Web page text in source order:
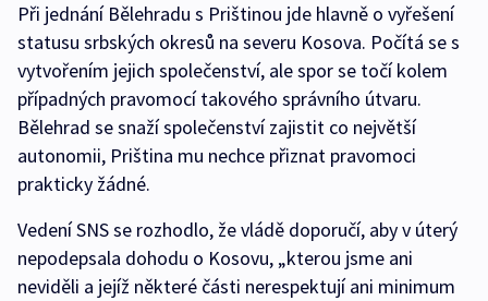
Při jednání Bělehradu s Prištinou jde hlavně o vyřešení
statusu srbských okresů na severu Kosova. Počítá se s
vytvořením jejich společenství, ale spor se točí kolem
případných pravomocí takového správního útvaru.
Bělehrad se snaží společenství zajistit co největší
autonomii, Priština mu nechce přiznat pravomoci
prakticky žádné.
Vedení SNS se rozhodlo, že vládě doporučí, aby v úterý
nepodepsala dohodu o Kosovu, „kterou jsme ani
neviděli a jejíž některé části nerespektují ani minimum